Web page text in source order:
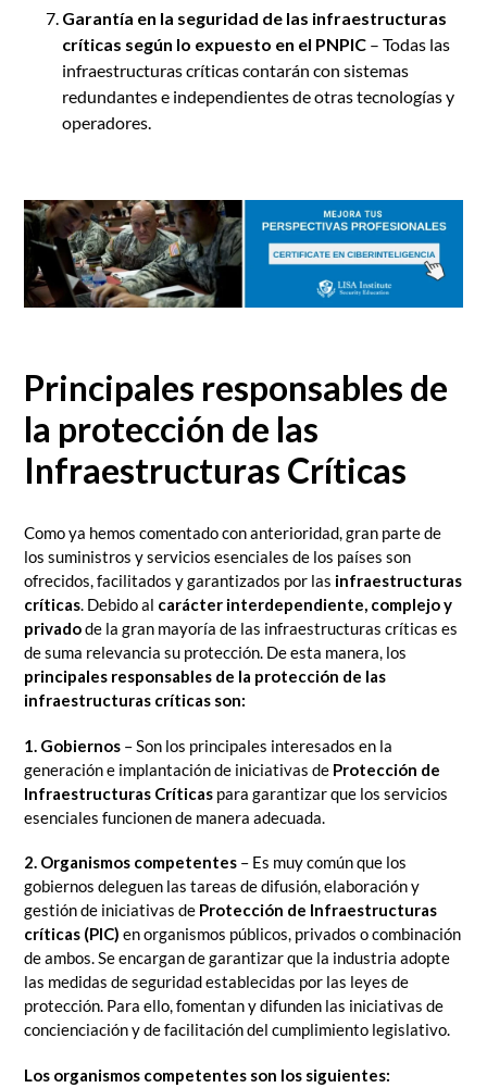
Garantía en la seguridad de las infraestructuras
críticas según lo expuesto en el PNPIC – Todas las
infraestructuras críticas contarán con sistemas
redundantes e independientes de otras tecnologías y
operadores.
Principales responsables de
la protección de las
Infraestructuras Críticas
Como ya hemos comentado con anterioridad, gran parte de
los suministros y servicios esenciales de los países son
ofrecidos, facilitados y garantizados por las infraestructuras
críticas. Debido al carácter interdependiente, complejo y
privadode la gran mayoría de las infraestructuras críticas es
de suma relevancia su protección. De esta manera, los
principales responsables de la protección de las
infraestructuras críticas son:
1. Gobiernos – Son los principales interesados en la
generación e implantación de iniciativas de Protección de
Infraestructuras Críticas para garantizar que los servicios
esenciales funcionen de manera adecuada.
2. Organismos competentes – Es muy común que los
gobiernos deleguen las tareas de difusión, elaboración y
gestión de iniciativas de Protección de Infraestructuras
críticas (PIC) en organismos públicos, privados o combinación
de ambos. Se encargan de garantizar que la industria adopte
las medidas de seguridad establecidas por las leyes de
protección. Para ello, fomentan y difunden las iniciativas de
concienciación y de facilitación del cumplimiento legislativo.
Los organismos competentes son los siguientes: